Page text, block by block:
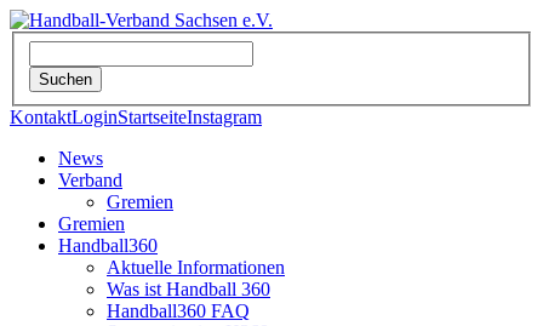
KontaktLoginStartseiteInstagram
News
Verband
Gremien
Gremien
Handball360
Aktuelle Informationen
Was ist Handball 360
Handball360 FAQ